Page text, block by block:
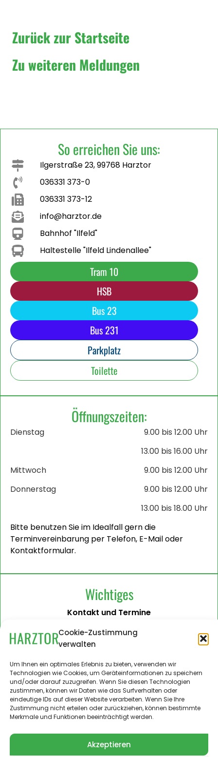
Cookie-Zustimmung
verwalten
Um Ihnen ein optimales Erlebnis zu bieten, verwenden wir
Technologien wie Cookies, um Geräteinformationen zu speichern
und/oder darauf zuzugreifen. Wenn Sie diesen Technologien
zustimmen, können wir Daten wie das Surfverhalten oder
eindeutige IDs auf dieser Website verarbeiten. Wenn Sie Ihre
Zustimmung nicht erteilen oder zurückziehen, können bestimmte
Merkmale und Funktionen beeinträchtigt werden.
Akzeptieren
Zurück zur Startseite
Zu weiteren Meldungen
So erreichen Sie uns:
Ilgerstraße 23, 99768 Harztor
036331 373-0
036331 373-12
info@harztor.de
Bahnhof "Ilfeld"
Haltestelle "Ilfeld Lindenallee"
Tram 10
HSB
Bus 23
Bus 231
Parkplatz
Toilette
Öffnungszeiten:
Dienstag
9.00 bis 12.00 Uhr
13.00 bis 16.00 Uhr
Mittwoch
9.00 bis 12.00 Uhr
Donnerstag
9.00 bis 12.00 Uhr
13.00 bis 18.00 Uhr
Bitte benutzen Sie im Idealfall gern die
Terminvereinbarung per Telefon, E-Mail oder
Kontaktformular.
Wichtiges
Kontakt und Termine
Barrierefreiheit
Impressum
Datenschutzerklärung
Administration
Harztor.de als Web-App
auf
iPhone und Android